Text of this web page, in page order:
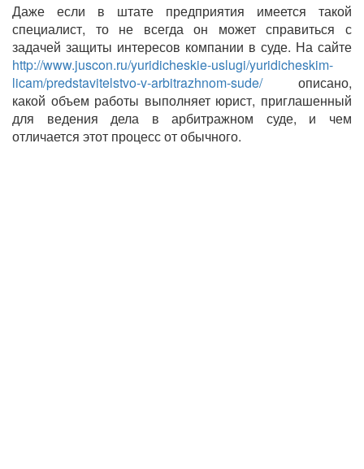
Даже если в штате предприятия имеется такой
специалист, то не всегда он может справиться с
задачей защиты интересов компании в суде. На сайте
http://www.juscon.ru/yuridicheskie-uslugi/yuridicheskim-
licam/predstavitelstvo-v-arbitrazhnom-sude/описано,
какой объем работы выполняет юрист, приглашенный
для ведения дела в арбитражном суде, и чем
отличается этот процесс от обычного.